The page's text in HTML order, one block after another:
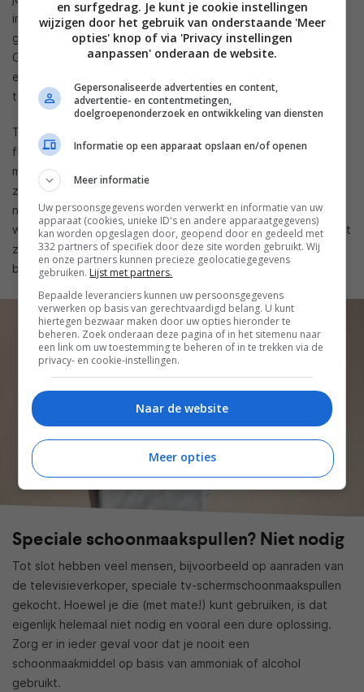
inzetten. Let op dat je milde zeep gebruikt en die extreem
goed verdund (een 100:1-ratio van water en zeep is ideaal).
Ga vervolgens nog een keer met een droog doekje
eroverheen en je bent klaar met het schoonmaken van je
televisie.
Tenminste, bijna klaar. Vergeet bij het schoonmaken van je
flatscreen niet om ook je afstandsbediening schoon te
maken. Dit is vaak een grote bron van bacteriën, omdat die
zo vaak wordt aangeraakt en vaak op plekken ligt waar er
nog wel eens kruimels of andere zaken in vallen. Hierin kun je
waarschijnlijk wel kiezen voor een schoonmaakdoekje met wat
zeep, maar zorg niet dat het te nat is en verwijder eerst de
batterijen uit je afstandsbediening.
Speciale schoonmaakspullen? Niet nodig
Tot slot hebben veel mensen, bijvoorbeeld op aanraden van
de televisieverkoper, speciale tv-schermschoonmaakspullen
gekocht. Hoewel je die (met mate!) kunt gebruiken, is dat
eigenlijk helemaal niet nodig en vooral een dure oplossing.
Zorg er in ieder geval voor dat je nooit een
schoonmaakmiddel op basis van ammoniak of alcohol
gebruikt.
en surfgedrag. Je kunt je cookie instellingen
wijzigen door het gebruik van onderstaande 'Meer
opties' knop of via 'Privacy instellingen
aanpassen' onderaan de website.
Gepersonaliseerde advertenties en content,
advertentie- en contentmetingen,
doelgroepenonderzoek en ontwikkeling van diensten
Informatie op een apparaat opslaan en/of openen
Meer informatie
Uw persoonsgegevens worden verwerkt en informatie van uw
apparaat (cookies, unieke ID's en andere apparaatgegevens)
kan worden opgeslagen door, geopend door en gedeeld met
332 partners of specifiek door deze site worden gebruikt. Wij
en onze partners kunnen precieze geolocatiegegevens
gebruiken. Lijst met partners.
Bepaalde leveranciers kunnen uw persoonsgegevens
verwerken op basis van gerechtvaardigd belang. U kunt
hiertegen bezwaar maken door uw opties hieronder te
beheren. Zoek onderaan deze pagina of in het sitemenu naar
een link om uw toestemming te beheren of in te trekken via de
privacy- en cookie-instellingen.
Naar de website
Meer opties